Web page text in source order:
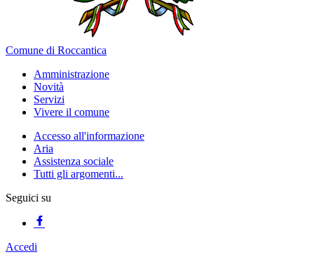
Comune di Roccantica
Amministrazione
Novità
Servizi
Vivere il comune
Accesso all'informazione
Aria
Assistenza sociale
Tutti gli argomenti...
Seguici su
Accedi